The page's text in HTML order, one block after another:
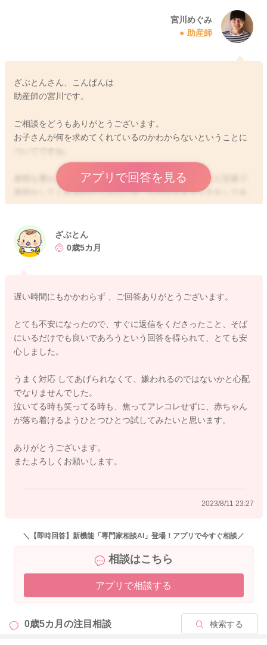
宮川めぐみ
助産師
ざぶとんさん、こんばんは
助産師の宮川です。
ご相談をどうもありがとうございます。
お子さんが何を求めてくれているのかわからないということに
表情も豊かになってきたということですが、しかしまだ言葉で
表現をしてくれるわけではない分、なかなかキャッチをしてあ
げるのは難しいように思います。
で、お子さんの様子を見て思いつくことをされてみるのでいい
と思いますよ。
とが増えてくるかと思いますよ。
子どもがおかあさんによく求めることは、安心感になるのでは
ないかなと思います。
ても、「そばにいるよ、大丈夫だよ」と声をかけてあげたり、
抱っこをすることができそうであれば、抱っこをしてあげてい
ただくといいように思います。
す。
それぐらい子どもにとって、おかあさんの存在は大きいのかな
なのでお子さんがグズグズしていたとしても、それはざぶとん
ただお子さんがその時にそうしていたいだけのことでもあると
そうして泣いて体力の発散をしていることもあるかもしれませ
ん。
自信を持って見守っていてあげていただくといいと思います
よかったら参考になさってみてください。
アプリで回答を見る
ざぶとん
0歳5カ月
遅い時間にもかかわらず 、ご回答ありがとうございます。
とても不安になったので、すぐに返信をくださったこと、そば
にいるだけでも良いであろうという回答を得られて、とても安
心しました。
うまく対応 してあげられなくて、嫌われるのではないかと心配
でなりませんでした。
泣いてる時も笑ってる時も、焦ってアレコレせずに、赤ちゃん
が落ち着けるようひとつひとつ試してみたいと思います。
ありがとうございます。
またよろしくお願いします。
2023/8/11 23:27
＼【即時回答】新機能「専門家相談AI」登場！アプリで今すぐ相談／
相談はこちら
アプリで相談する
0歳5カ月の注目相談 検索する